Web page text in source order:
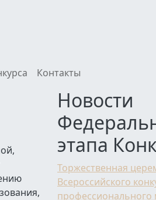
Контакты
Новости
этапа
Торжественная
Всероссийского
профессионального